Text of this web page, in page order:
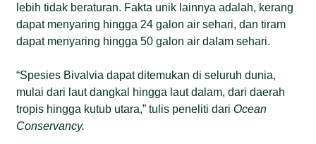
lebih tidak beraturan. Fakta unik lainnya adalah, kerang
dapat menyaring hingga 24 galon air sehari, dan tiram
dapat menyaring hingga 50 galon air dalam sehari.
“Spesies Bivalvia dapat ditemukan di seluruh dunia,
mulai dari laut dangkal hingga laut dalam, dari daerah
tropis hingga kutub utara,” tulis peneliti dariOcean
Conservancy.